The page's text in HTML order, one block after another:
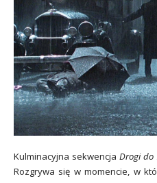
Kulminacyjna sekwencjaDrogi do
Rozgrywa się w momencie, w